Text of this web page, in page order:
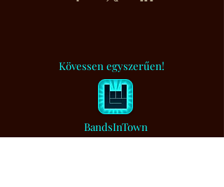
Kövessen egyszerűen!
BandsInTown